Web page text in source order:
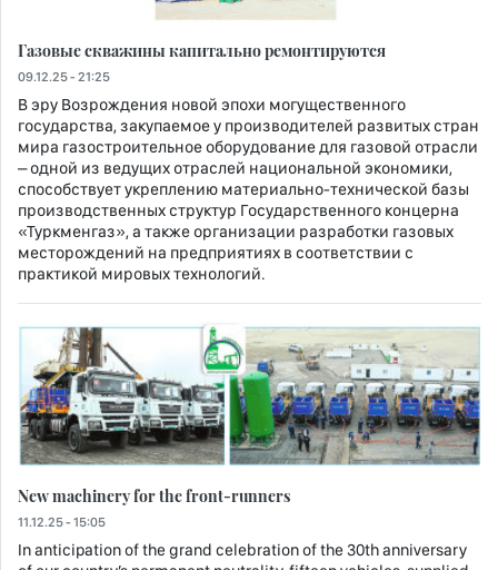
Газовые скважины капитально ремонтируются
09.12.25 - 21:25
В эру Возрождения новой эпохи могущественного
государства, закупаемое у производителей развитых стран
мира газостроительное оборудование для газовой отрасли
– одной из ведущих отраслей национальной экономики,
способствует укреплению материально-технической базы
производственных структур Государственного концерна
«Туркменгаз», а также организации разработки газовых
месторождений на предприятиях в соответствии с
практикой мировых технологий.
New machinery for the front-runners
11.12.25 - 15:05
In anticipation of the grand celebration of the 30th anniversary